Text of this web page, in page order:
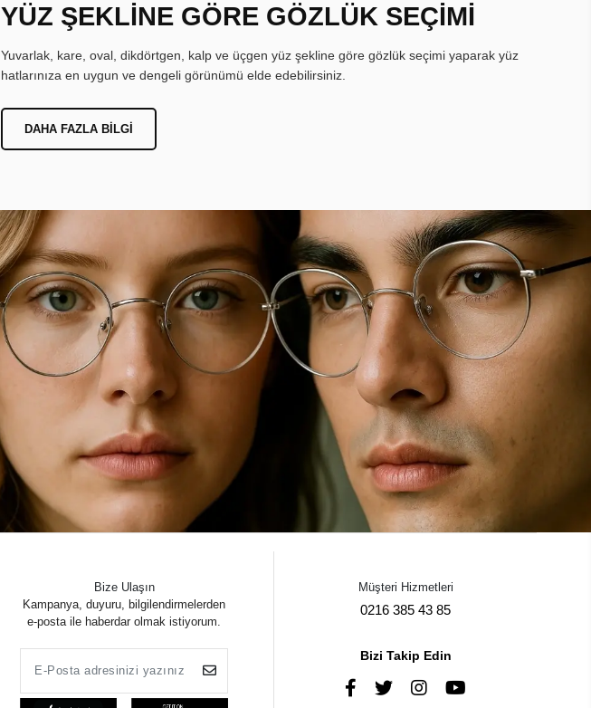
YÜZ ŞEKLİNE GÖRE GÖZLÜK SEÇİMİ
Yuvarlak, kare, oval, dikdörtgen, kalp ve üçgen yüz şekline göre gözlük seçimi yaparak yüz
hatlarınıza en uygun ve dengeli görünümü elde edebilirsiniz.
DAHA FAZLA BILGI
Bize Ulaşın
Kampanya, duyuru, bilgilendirmelerden
e-posta ile haberdar olmak istiyorum.
Müşteri Hizmetleri
0216 385 43 85
Bizi Takip Edin